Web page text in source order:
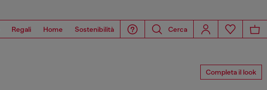
Regali Home Sostenibilità Cerca
Completa il look